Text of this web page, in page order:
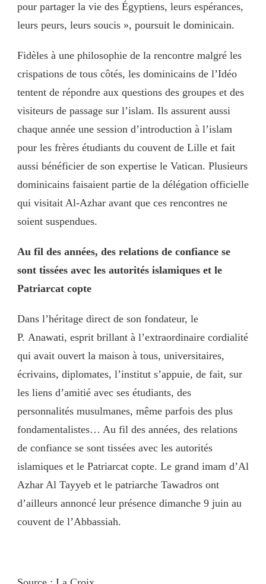
pour partager la vie des Égyptiens, leurs espérances,
leurs peurs, leurs soucis », poursuit le dominicain.
Fidèles à une philosophie de la rencontre malgré les
crispations de tous côtés, les dominicains de l’Idéo
tentent de répondre aux questions des groupes et des
visiteurs de passage sur l’islam. Ils assurent aussi
chaque année une session d’introduction à l’islam
pour les frères étudiants du couvent de Lille et fait
aussi bénéficier de son expertise le Vatican. Plusieurs
dominicains faisaient partie de la délégation officielle
qui visitait Al-Azhar avant que ces rencontres ne
soient suspendues.
Au fil des années, des relations de confiance se
sont tissées avec les autorités islamiques et le
Patriarcat copte
Dans l’héritage direct de son fondateur, le
P. Anawati, esprit brillant à l’extraordinaire cordialité
qui avait ouvert la maison à tous, universitaires,
écrivains, diplomates, l’institut s’appuie, de fait, sur
les liens d’amitié avec ses étudiants, des
personnalités musulmanes, même parfois des plus
fondamentalistes… Au fil des années, des relations
de confiance se sont tissées avec les autorités
islamiques et le Patriarcat copte. Le grand imam d’Al
Azhar Al Tayyeb et le patriarche Tawadros ont
d’ailleurs annoncé leur présence dimanche 9 juin au
couvent de l’Abbassiah.